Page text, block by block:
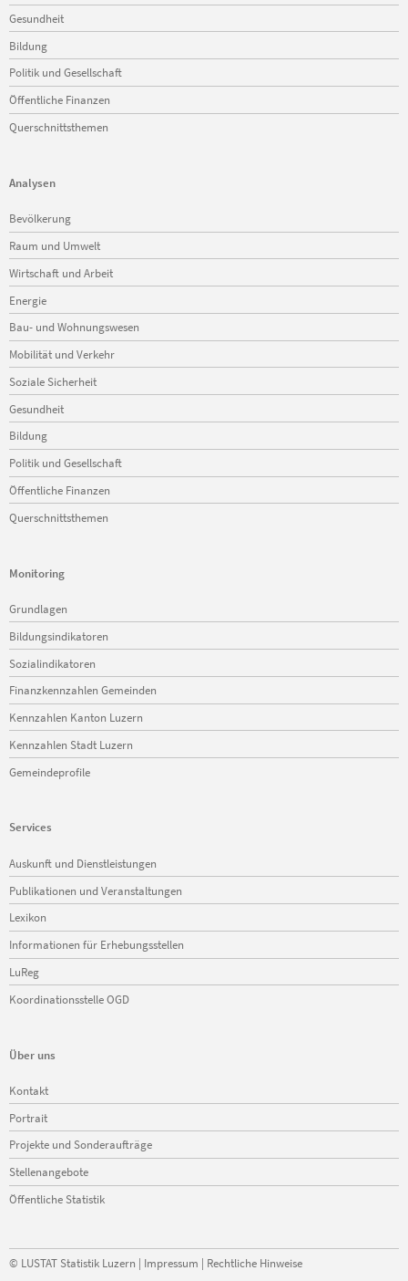
Gesundheit
Bildung
Politik und Gesellschaft
Öffentliche Finanzen
Querschnittsthemen
Analysen
Navigation
überspringen
Bevölkerung
Raum und Umwelt
Wirtschaft und Arbeit
Energie
Bau- und Wohnungswesen
Mobilität und Verkehr
Soziale Sicherheit
Gesundheit
Bildung
Politik und Gesellschaft
Öffentliche Finanzen
Querschnittsthemen
Monitoring
Navigation
überspringen
Grundlagen
Bildungsindikatoren
Sozialindikatoren
Finanzkennzahlen Gemeinden
Kennzahlen Kanton Luzern
Kennzahlen Stadt Luzern
Gemeindeprofile
Services
Navigation
überspringen
Auskunft und Dienstleistungen
Publikationen und Veranstaltungen
Lexikon
Informationen für Erhebungsstellen
LuReg
Koordinationsstelle OGD
Über uns
Navigation
überspringen
Kontakt
Portrait
Projekte und Sonderaufträge
Stellenangebote
Öffentliche Statistik
© LUSTAT Statistik Luzern | Impressum | Rechtliche Hinweise